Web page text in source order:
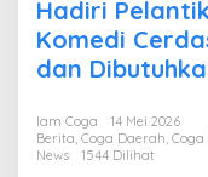
r
i
P
a
Hadiri
Komedi
dan
Iam Coga
14 Mei 2026
Berita Coga Daerah Coga
News
1544 Dilihat